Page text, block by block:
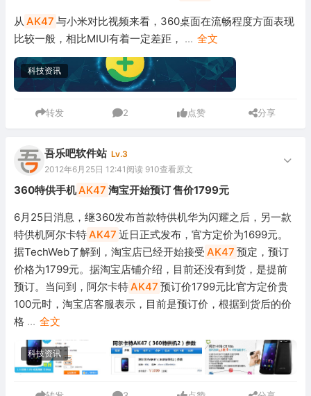
从 AK47 与小米对比视频来看，360桌面在流畅程度方面表现
比较一般，相比MIUI有着一定差距， ... 全文
科技资讯
转发 2 点赞 分享
吾乐吧软件站 Lv.3
2012年6月25日 12:41 阅读 910查看原文
360特供手机AK47 淘宝开始预订 售价1799元
6月25日消息，继360发布首款特供机华为闪耀之后，另一款
特供机阿尔卡特AK47 近日正式发布，官方定价为1699元。
据TechWeb了解到，淘宝店已经开始接受 AK47 预定，预订
价格为1799元。据淘宝店铺介绍，目前还没有到货，是提前
预订。当问到，阿尔卡特AK47 预订价1799元比官方定价贵
100元时，淘宝店客服表示，目前是预订价，根据到货后的价
格 ... 全文
科技资讯